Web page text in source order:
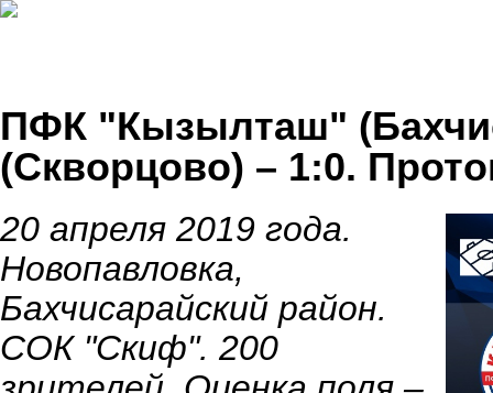
ПФК "Кызылташ"
(Скворцово) – 1:0.
20 апреля 2019 года.
Новопавловка,
Бахчисарайский район.
СОК "Скиф". 200